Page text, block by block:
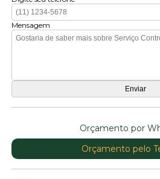
Mensagem
Orçamento por
Orçamento pelo